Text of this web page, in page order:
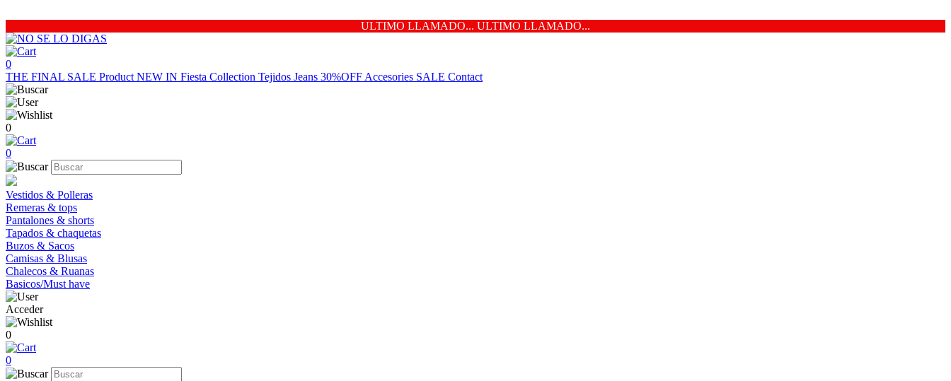
ULTIMO LLAMADO... ULTIMO LLAMADO...
0
THE FINAL SALE Product NEW IN Fiesta Collection Tejidos Jeans 30%OFF Accesories SALE Contact
0
0
Vestidos & Polleras
Remeras & tops
Pantalones & shorts
Tapados & chaquetas
Buzos & Sacos
Camisas & Blusas
Chalecos & Ruanas
Basicos/Must have
Acceder
0
0